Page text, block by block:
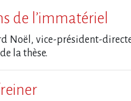
de l​‌’immatériel
Noël, vice-président-
la thèse.